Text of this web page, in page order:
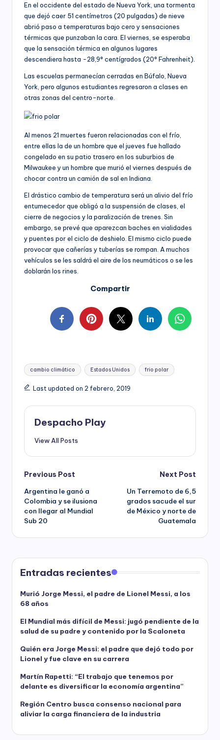
En el occidente del estado de Nueva York, una tormenta
que dejó caer 51 centímetros (20 pulgadas) de nieve
abrió paso a temperaturas bajo cero y sensaciones
térmicas que punzaban la cara. El viernes, se esperaba
que la sensación térmica en algunos lugares
descendiera hasta -28,9° centígrados (20° Fahrenheit).
Las escuelas permanecían cerradas en Búfalo, Nueva
York, pero algunos estudiantes regresaron a clases en
otras zonas del centro-norte.
Al menos 21 muertes fueron relacionadas con el frío,
entre ellas la de un hombre que el jueves fue hallado
congelado en su patio trasero en los suburbios de
Milwaukee y un hombre que murió el viernes después de
chocar contra un camión de sal en Indiana.
El drástico cambio de temperatura será un alivio del frío
entumecedor que obligó a la suspensión de clases, el
cierre de negocios y la paralización de trenes. Sin
embargo, se prevé que aparezcan baches en vialidades
y puentes por el ciclo de deshielo. El mismo ciclo puede
provocar que cañerías y tuberías se rompan. A muchos
vehículos se les saldrá el aire de los neumáticos o se les
doblarán los rines.
Compartir
Tags:
cambio climático Estados Unidos frio polar
Last updated on 2 febrero, 2019
Despacho Play
View All Posts
Post
navigation
Previous Post
Argentina le ganó a
Colombia y se ilusiona
con llegar al Mundial
Sub 20
Next Post
Un Terremoto de 6,5
grados sacude el sur
de México y norte de
Guatemala
Entradas recientes
Murió Jorge Messi, el padre de Lionel Messi, a los
68 años
El Mundial más difícil de Messi: jugó pendiente de la
salud de su padre y contenido por la Scaloneta
Quién era Jorge Messi: el padre que dejó todo por
Lionel y fue clave en su carrera
Martín Rapetti: “El trabajo que tenemos por
delante es diversificar la economía argentina”
Región Centro busca consenso nacional para
aliviar la carga financiera de la industria